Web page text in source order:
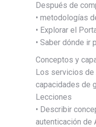
Después de
• metodologías
• Explorar el
• Saber dónde ir
Conceptos y
Los servicios de
capacidades de
Lecciones
• Describir
autenticación de